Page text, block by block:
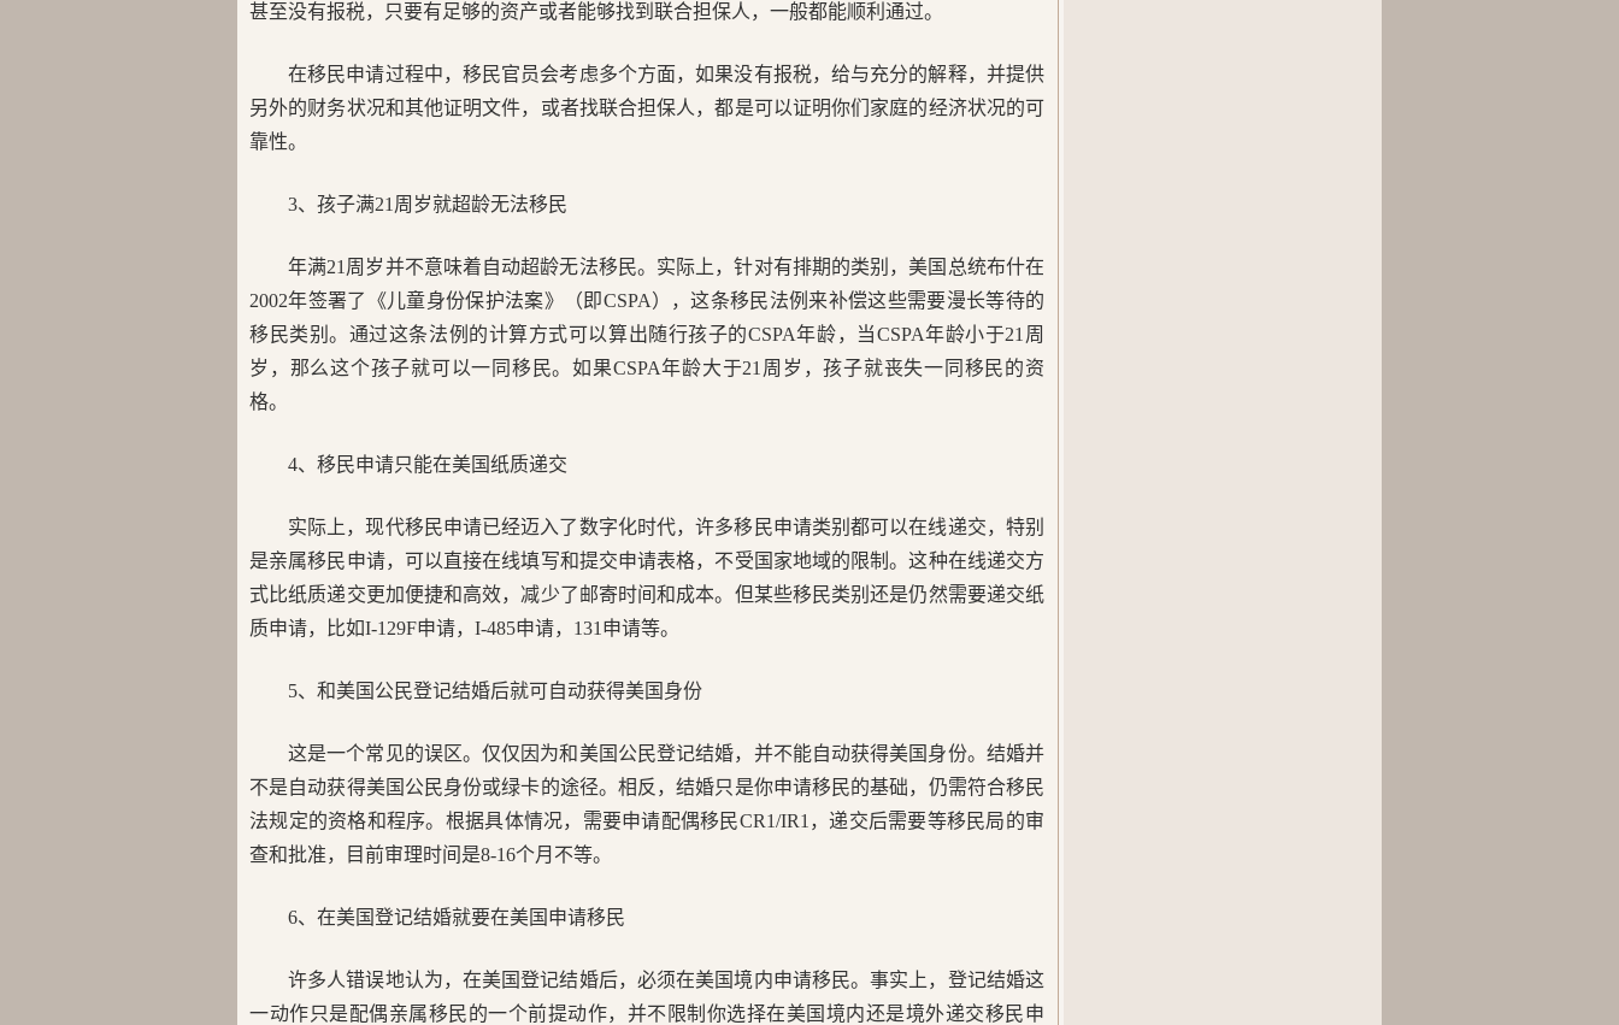
甚至没有报税，只要有足够的资产或者能够找到联合担保人，一般都能顺利通过。
在移民申请过程中，移民官员会考虑多个方面，如果没有报税，给与充分的解释，并提供
另外的财务状况和其他证明文件，或者找联合担保人，都是可以证明你们家庭的经济状况的可
靠性。
3、孩子满21周岁就超龄无法移民
年满21周岁并不意味着自动超龄无法移民。实际上，针对有排期的类别，美国总统布什在
2002年签署了《儿童身份保护法案》（即CSPA），这条移民法例来补偿这些需要漫长等待的
移民类别。通过这条法例的计算方式可以算出随行孩子的CSPA年龄，当CSPA年龄小于21周
岁，那么这个孩子就可以一同移民。如果CSPA年龄大于21周岁，孩子就丧失一同移民的资
格。
4、移民申请只能在美国纸质递交
实际上，现代移民申请已经迈入了数字化时代，许多移民申请类别都可以在线递交，特别
是亲属移民申请，可以直接在线填写和提交申请表格，不受国家地域的限制。这种在线递交方
式比纸质递交更加便捷和高效，减少了邮寄时间和成本。但某些移民类别还是仍然需要递交纸
质申请，比如I-129F申请，I-485申请，131申请等。
5、和美国公民登记结婚后就可自动获得美国身份
这是一个常见的误区。仅仅因为和美国公民登记结婚，并不能自动获得美国身份。结婚并
不是自动获得美国公民身份或绿卡的途径。相反，结婚只是你申请移民的基础，仍需符合移民
法规定的资格和程序。根据具体情况，需要申请配偶移民CR1/IR1，递交后需要等移民局的审
查和批准，目前审理时间是8-16个月不等。
6、在美国登记结婚就要在美国申请移民
许多人错误地认为，在美国登记结婚后，必须在美国境内申请移民。事实上，登记结婚这
一动作只是配偶亲属移民的一个前提动作，并不限制你选择在美国境内还是境外递交移民申